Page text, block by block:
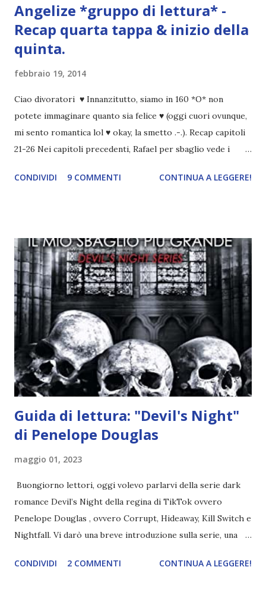
Angelize *gruppo di lettura* -
Recap quarta tappa & inizio della
quinta.
febbraio 19, 2014
Ciao divoratori ♥ Innanzitutto, siamo in 160 *O* non
potete immaginare quanto sia felice ♥ (oggi cuori ovunque,
mi sento romantica lol ♥ okay, la smetto .-.). Recap capitoli
21-26 Nei capitoli precedenti, Rafael per sbaglio vede i
incontrano e Hesediel mostra loro come combattere i puri.
angelo puro, Elemiah. Ma, a differenza di cosa pensano,
l'angelo non ha intenzione di fare una strage, piuttosto è lì
per avvertili che Mikael non è più "l'angelo puro" che
credono e che potrebbe aver ucciso altri mezzi angeli, tipo
Rafael. A quelle parole, Haniel seguito da altri ibridi, si reca
nell'appartamento, senza risultati. Infine cercano nella
chiesetta. Lì trovano Rafael alle prese con gli angeli puri,
ma questa volta ...
CONDIVIDI 9 COMMENTI CONTINUA A LEGGERE!
Guida di lettura: "Devil's Night"
di Penelope Douglas
maggio 01, 2023
Buongiorno lettori, oggi volevo parlarvi della serie dark
romance Devil’s Night della regina di TikTok ovvero
Penelope Douglas , ovvero Corrupt, Hideaway, Kill Switch e
Nightfall. Vi darò una breve introduzione sulla serie, una
e anche un breve commento sui libri singoli. I libri sono in
CONDIVIDI 2 COMMENTI CONTINUA A LEGGERE!